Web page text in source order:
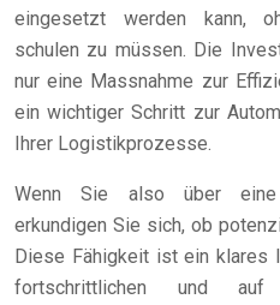
eingesetzt werden kann,
schulen zu müssen. Die
nur eine Massnahme zur
ein wichtiger Schritt zur
Ihrer Logistikprozesse.
Wenn Sie also über eine
erkundigen Sie sich, ob
Diese Fähigkeit ist ein klares
fortschrittlichen und auf